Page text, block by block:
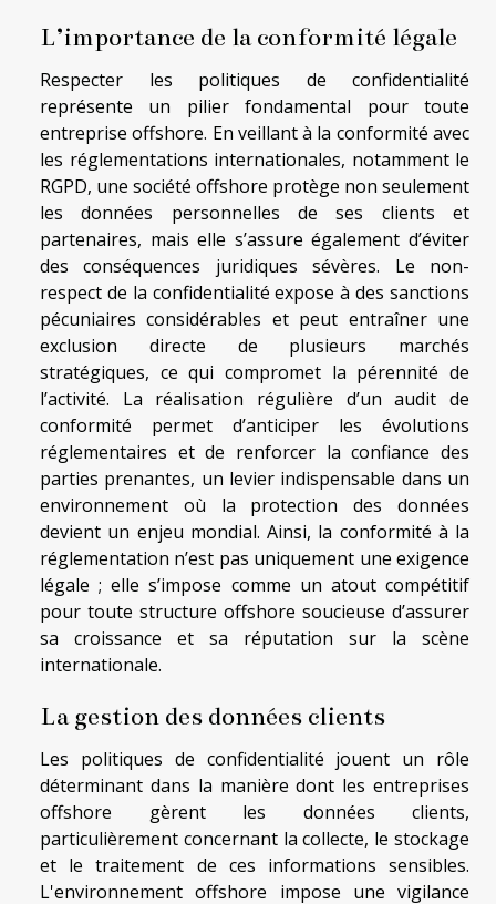
L’importance de la conformité légale
Respecter les politiques de confidentialité
représente un pilier fondamental pour toute
entreprise offshore. En veillant à la conformité avec
les réglementations internationales, notamment le
RGPD, une société offshore protège non seulement
les données personnelles de ses clients et
partenaires, mais elle s’assure également d’éviter
des conséquences juridiques sévères. Le non-
respect de la confidentialité expose à des sanctions
pécuniaires considérables et peut entraîner une
exclusion directe de plusieurs marchés
stratégiques, ce qui compromet la pérennité de
l’activité. La réalisation régulière d’un audit de
conformité permet d’anticiper les évolutions
réglementaires et de renforcer la confiance des
parties prenantes, un levier indispensable dans un
environnement où la protection des données
devient un enjeu mondial. Ainsi, la conformité à la
réglementation n’est pas uniquement une exigence
légale ; elle s’impose comme un atout compétitif
pour toute structure offshore soucieuse d’assurer
sa croissance et sa réputation sur la scène
internationale.
La gestion des données clients
Les politiques de confidentialité jouent un rôle
déterminant dans la manière dont les entreprises
offshore gèrent les données clients,
particulièrement concernant la collecte, le stockage
et le traitement de ces informations sensibles.
L'environnement offshore impose une vigilance